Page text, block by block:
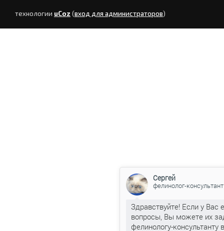
технологии uCoz (вход для администраторов)
Сергей
фелинолог-консультант
Здравствуйте! Если у Вас
вопросы, Вы можете их
фелинологу-консультанту в